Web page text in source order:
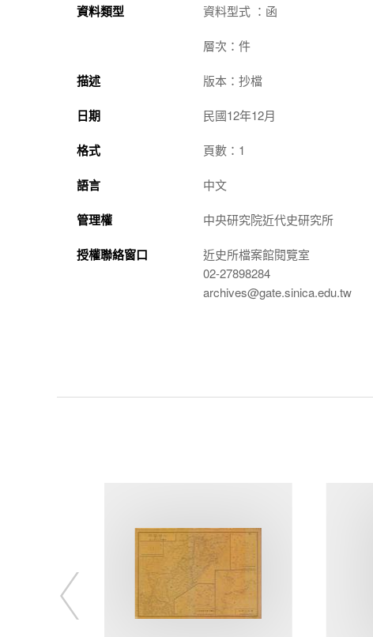
資料類型 資料型式 ：函
層次：件
描述 版本：抄檔
日期 民國12年12月
格式 頁數：1
語言 中文
管理權 中央研究院近代史研究所
授權聯絡窗口
近史所檔案館閱覽室
02-27898284
archives@gate.sinica.edu.tw